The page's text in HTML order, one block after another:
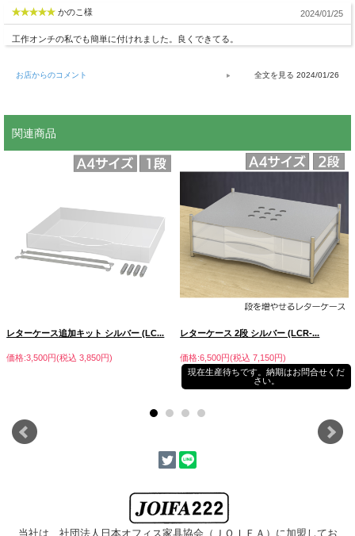
かのこ様 2024/01/25
工作オンチの私でも簡単に付けれました。良くできてる。
お店からのコメント 2024/01/26
関連商品
レターケース追加キット シルバー (LC...
価格:3,500円(税込 3,850円)
レターケース 2段 シルバー (LCR-...
価格:6,500円(税込 7,150円)
現在生産待ちです。納期はお問合せくだ
さい。
当社は、社団法人日本オフィス家具協会 （ＪＯＩＦＡ）に加盟してお